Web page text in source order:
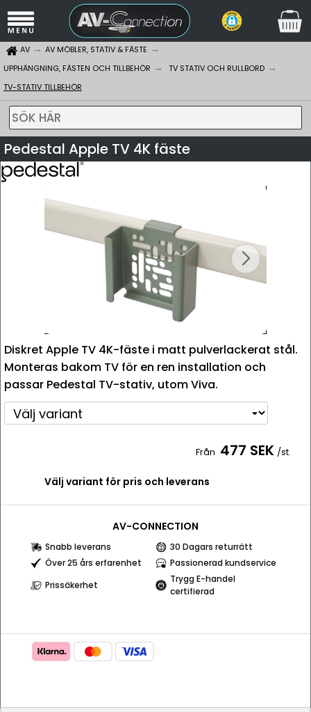
AV
AV MÖBLER, STATIV & FÄSTE
UPPHÄNGNING, FÄSTEN OCH TILLBEHÖR
TV STATIV OCH RULLBORD
TV-STATIV TILLBEHÖR
SÖK HÄR
Pedestal Apple TV 4K fäste
Diskret Apple TV 4K-fäste i matt pulverlackerat stål.
Monteras bakom TV för en ren installation och
passar Pedestal TV-stativ, utom Viva.
Från 477 SEK /st.
Välj variant för pris och leverans
AV-CONNECTION
Snabb leverans
30 Dagars returrätt
Över 25 års erfarenhet
Passionerad kundservice
Prissäkerhet
Trygg E-handel
certifierad